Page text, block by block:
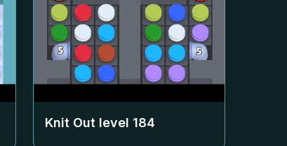
Knit Out level 184